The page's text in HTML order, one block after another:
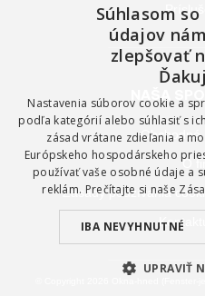
Obchodné
O
Zásady používania
Súhlasom
údajov
zlepšovať
Nastavenia súborov cookie a
podľa kategórií alebo súhlasiť s
zásad vrátane zdieľania a
Európskeho hospodárskeho
používať vaše osobné údaje a
reklám. Prečítajte si naše
IBA NEVYHNUTNÉ
UPRAVIŤ